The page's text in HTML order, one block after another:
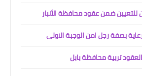
للتعيين ضمن عقود محافظة الأنبار
بصفة رجل امن الوجبة الاولى
تربية محافظة بابل